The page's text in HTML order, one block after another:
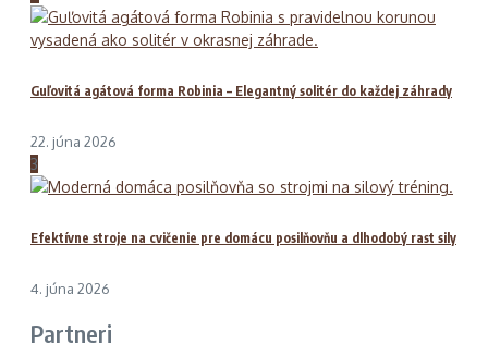
Guľovitá agátová forma Robinia – Elegantný solitér do každej záhrady
22. júna 2026
3
Efektívne stroje na cvičenie pre domácu posilňovňu a dlhodobý rast sily
4. júna 2026
Partneri